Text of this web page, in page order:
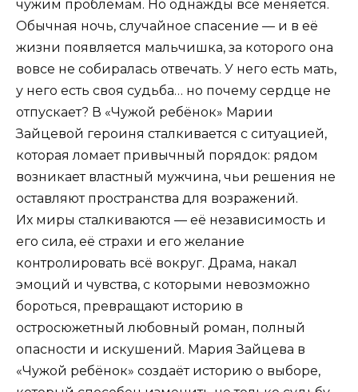
чужим проблемам. Но однажды всё меняется.
Обычная ночь, случайное спасение — и в её
жизни появляется мальчишка, за которого она
вовсе не собиралась отвечать. У него есть мать,
у него есть своя судьба… но почему сердце не
отпускает? В «Чужой ребёнок» Марии
Зайцевой героиня сталкивается с ситуацией,
которая ломает привычный порядок: рядом
возникает властный мужчина, чьи решения не
оставляют пространства для возражений.
Их миры сталкиваются — её независимость и
его сила, её страхи и его желание
контролировать всё вокруг. Драма, накал
эмоций и чувства, с которыми невозможно
бороться, превращают историю в
остросюжетный любовный роман, полный
опасности и искушений. Мария Зайцева в
«Чужой ребёнок» создаёт историю о выборе,